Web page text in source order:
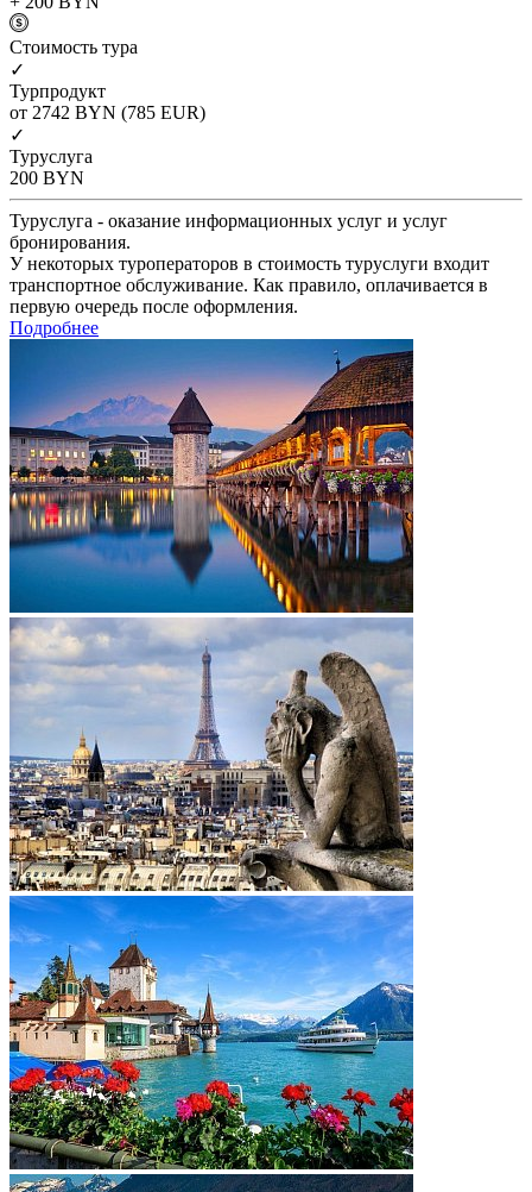
Cтоимость тура
✓
Турпродукт
от 2742 BYN (785 EUR)
✓
Туруслуга
200 BYN
Туруслуга - оказание информационных услуг и услуг
бронирования.
У некоторых туроператоров в стоимость туруслуги входит
транспортное обслуживание. Как правило, оплачивается в
первую очередь после оформления.
Подробнее